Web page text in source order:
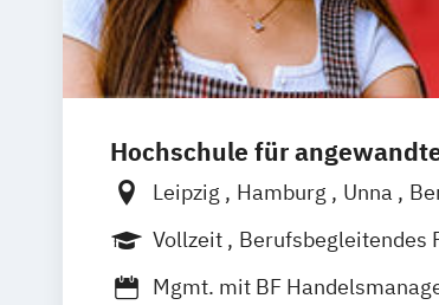
Hochschule für
Leipzig Hamburg Unna
Mannheim
Wien Frankfurt
Nürnberg Stuttgart
Vollzeit
Berufsbegleitendes
Duales Studium
Mgmt. mit BF